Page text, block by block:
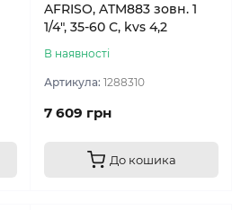
AFRISO, ATM883 зовн. 1
1/4", 35-60 С, kvs 4,2
В наявності
Артикула: 1288310
7 609 грн
До кошика